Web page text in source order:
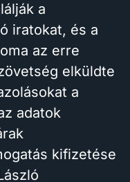
a
iratokat, és a
az erre
elküldte
a
adatok
kifizetése